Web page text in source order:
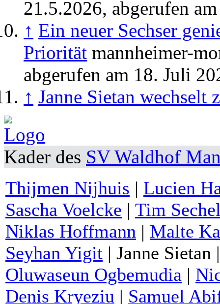
21.5.2026, abgerufen
↑ Ein neuer Sechser
Priorität mannheimer-
abgerufen am 18. Juli
↑ Janne Sietan wechselt
Kader des SV Waldhof
Thijmen Nijhuis | Lucien
Sascha Voelcke | Tim
Niklas Hoffmann | Malte
Seyhan Yigit | Janne Sietan |
Oluwaseun Ogbemudia |
Denis Kryeziu | Samuel